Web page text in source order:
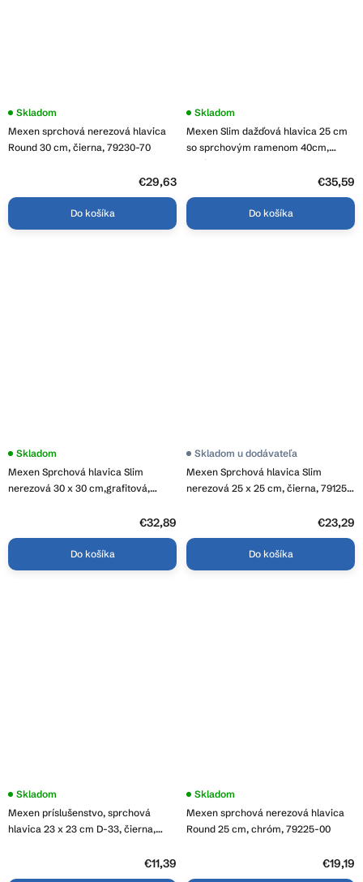
Mexen sprchová nerezová hlavica
Round 30 cm, čierna, 79230-70
Skladom
€29,63
Do košíka
Mexen Slim dažďová hlavica 25 cm
so sprchovým ramenom 40cm,
zlatá, 79225211-50
Skladom
€35,59
Do košíka
Mexen Sprchová hlavica Slim
nerezová 30 x 30 cm,grafitová,
Skladom
€32,89
Do košíka
Mexen Sprchová hlavica Slim
nerezová 25 x 25 cm, čierna, 79125-
Skladom u dodávateľa
€23,29
Do košíka
Mexen príslušenstvo, sprchová
hlavica 23 x 23 cm D-33, čierna,
Skladom
€11,39
Mexen sprchová nerezová hlavica
Round 25 cm, chróm, 79225-00
Skladom
€19,19